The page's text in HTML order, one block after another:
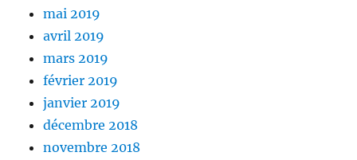
mai 2019
avril 2019
mars 2019
février 2019
janvier 2019
décembre 2018
novembre 2018